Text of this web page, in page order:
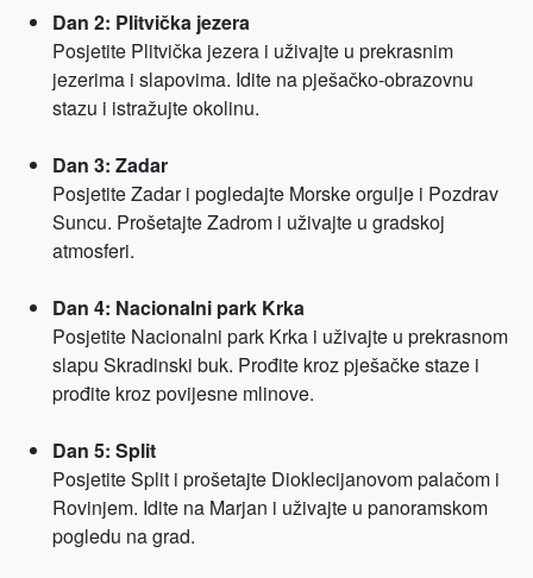
Dan 2: Plitvička jezera
Posjetite Plitvička jezera i uživajte u prekrasnim
jezerima i slapovima. Idite na pješačko-obrazovnu
stazu i istražujte okolinu.
Dan 3: Zadar
Posjetite Zadar i pogledajte Morske orgulje i Pozdrav
Suncu. Prošetajte Zadrom i uživajte u gradskoj
atmosferi.
Dan 4: Nacionalni park Krka
Posjetite Nacionalni park Krka i uživajte u prekrasnom
slapu Skradinski buk. Prođite kroz pješačke staze i
prođite kroz povijesne mlinove.
Dan 5: Split
Posjetite Split i prošetajte Dioklecijanovom palačom i
Rovinjem. Idite na Marjan i uživajte u panoramskom
pogledu na grad.